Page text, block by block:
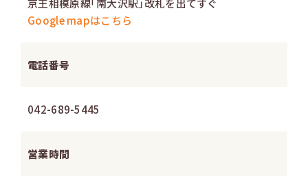
京王相模原線「南大沢駅」改札を出てすぐ
Google mapはこちら
電話番号
042-689-5445
営業時間